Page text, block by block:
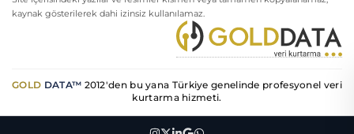
kaynak gösterilerek dahi izinsiz kullanılamaz.
GOLD DATA™ 2012'den bu yana Türkiye genelinde profesyonel veri
kurtarma hizmeti.